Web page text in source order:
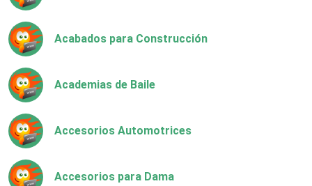
Acabados para Construcción
Academias de Baile
Accesorios Automotrices
Accesorios para Dama